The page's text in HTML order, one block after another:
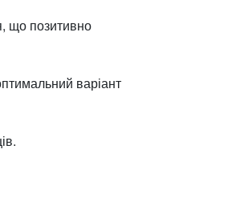
що позитивно
варіант